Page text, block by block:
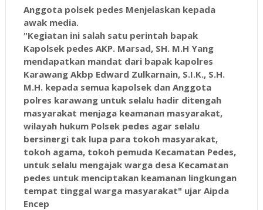
Anggota polsek pedes Menjelaskan kepada
awak media.
"Kegiatan ini salah satu perintah bapak
Kapolsek pedes AKP. Marsad, SH. M.H Yang
mendapatkan mandat dari bapak kapolres
Karawang Akbp Edward Zulkarnain, S.I.K., S.H.
M.H. kepada semua kapolsek dan Anggota
polres karawang untuk selalu hadir ditengah
masyarakat menjaga keamanan masyarakat,
wilayah hukum Polsek pedes agar selalu
bersinergi tak lupa para tokoh masyarakat,
tokoh agama, tokoh pemuda Kecamatan Pedes,
untuk selalu mengajak warga desa Kecamatan
pedes untuk menciptakan keamanan lingkungan
tempat tinggal warga masyarakat" ujar Aipda
Encep